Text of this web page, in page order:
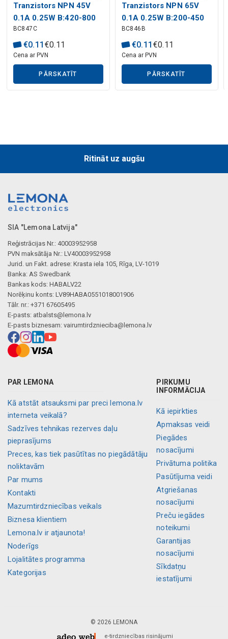
Mākslīgā intelekta apraksts
Mākslīgā intelekta apraksts
Tranzistors NPN 45V
0.1A 0.25W B:420-800
SOT
BC847C
€0.11 €0.11
Cena ar PVN
PĀRSKATĪT
Tranzistors NPN 65V
0.1A 0.25W B:200-450
SOT
BC846B
€0.11 €0.11
Cena ar PVN
PĀRSKATĪT
Ritināt uz augšu
SIA "Lemona Latvija"
Reģistrācijas Nr.: 40003952958
PVN maksātāja Nr.: LV40003952958
Jurid. un Fakt. adrese: Krasta iela 105, Rīga, LV-1019
Banka: AS Swedbank
Bankas kods: HABALV22
Norēķinu konts: LV89HABA0551018001906
Tālr. nr.: +371 67605495
E-pasts: atbalsts@lemona.lv
E-pasts biznesam: vairumtirdznieciba@lemona.lv
PAR LEMONA
Kā atstāt atsauksmi par preci lemona.lv
interneta veikalā?
Sadzīves tehnikas rezerves daļu
pieprasījums
Preces, kas tiek pasūtītas no piegādātāju
noliktavām
Par mums
Kontakti
Mazumtirdzniecības veikals
Biznesa klientiem
Lemona.lv ir atjaunota!
Noderīgs
Lojalitātes programma
Kategorijas
PIRKUMU
INFORMĀCIJA
Kā iepirkties
Apmaksas veidi
Piegādes
nosacījumi
Privātuma politika
Pasūtījuma veidi
Atgriešanas
nosacījumi
Preču iegādes
noteikumi
Garantijas
nosacījumi
Sīkdatņu
iestatījumi
© 2026 LEMONA
e-tirdzniecības risinājumi